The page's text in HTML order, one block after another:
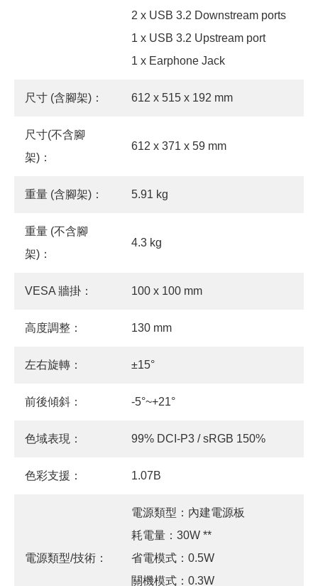
2 x USB 3.2 Downstream ports
1 x USB 3.2 Upstream port
1 x Earphone Jack
尺寸 (含腳架)： 612 x 515 x 192 mm
尺寸(不含腳
架)：
612 x 371 x 59 mm
重量 (含腳架)： 5.91 kg
重量 (不含腳
架)：
4.3 kg
VESA 牆掛： 100 x 100 mm
高度調整： 130 mm
左右旋轉： ±15°
前後傾斜： -5°~+21°
色域表現： 99% DCI-P3 / sRGB 150%
色彩支援： 1.07B
電源類型/技術：
電源類型：內建電源板
耗電量：30W **
省電模式：0.5W
關機模式：0.3W